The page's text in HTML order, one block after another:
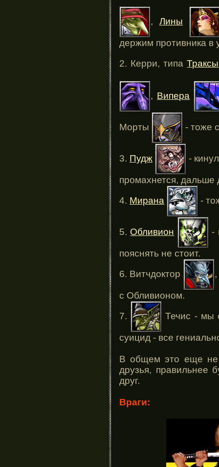
, Лины
держим противника в
2. Керри, типаТраксы
, Випера
Морты - тоже
3. Пудж -
промахнется, дальше
4. Мирана -
5. Обливион -
пояснять не стоит.
6. Витчдоктор ,
с Обливионом.
7. Течис - мы
суицид - все
В общем это еще не
друзья, правильнее
друг.
Враги: